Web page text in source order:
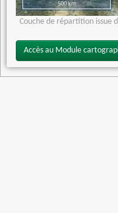
500 km
Couche de répartition issue
Accès au Module